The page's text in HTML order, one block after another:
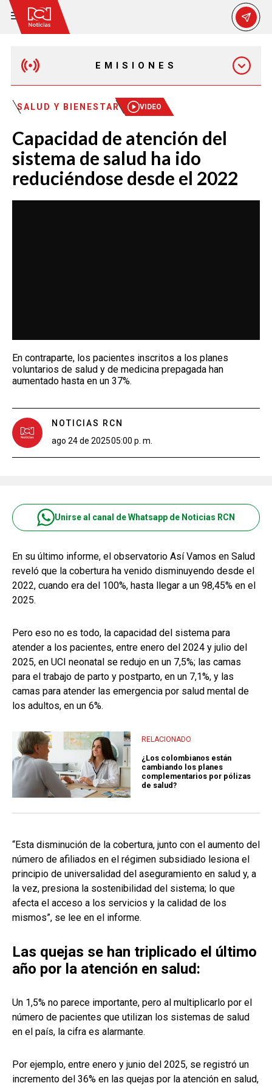
EMISIONES
MAÑANA EXPRESS
EMISIÓN 12:30 PM
EMISIÓN 7:00 PM
SALUD Y BIENESTAR VIDEO
Capacidad de atención del
sistema de salud ha ido
reduciéndose desde el 2022
En contraparte, los pacientes inscritos a los planes
voluntarios de salud y de medicina prepagada han
aumentado hasta en un 37%.
NOTICIAS RCN
ago 24 de 202505:00 p. m.
Unirse al canal de Whatsapp de Noticias RCN
En su último informe, el observatorio Así Vamos en Salud
reveló que la cobertura ha venido disminuyendo desde el
2022, cuando era del 100%, hasta llegar a un 98,45% en el
2025.
Pero eso no es todo, la capacidad del sistema para
atender a los pacientes, entre enero del 2024 y julio del
2025, en UCI neonatal se redujo en un 7,5%; las camas
para el trabajo de parto y postparto, en un 7,1%, y las
camas para atender las emergencia por salud mental de
los adultos, en un 6%.
RELACIONADO
¿Los colombianos están
cambiando los planes
complementarios por pólizas
de salud?
“Esta disminución de la cobertura, junto con el aumento del
número de afiliados en el régimen subsidiado lesiona el
principio de universalidad del aseguramiento en salud y, a
la vez, presiona la sostenibilidad del sistema; lo que
afecta el acceso a los servicios y la calidad de los
mismos”, se lee en el informe.
Las quejas se han triplicado el último
año por la atención en salud:
Un 1,5% no parece importante, pero al multiplicarlo por el
número de pacientes que utilizan los sistemas de salud
en el país, la cifra es alarmante.
Por ejemplo, entre enero y junio del 2025, se registró un
incremento del 36% en las quejas por la atención en salud,